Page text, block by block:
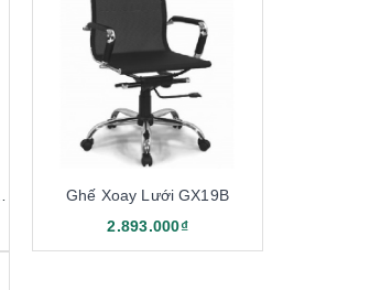
Ghế Xoay Lưới GX19B
2.893.000₫